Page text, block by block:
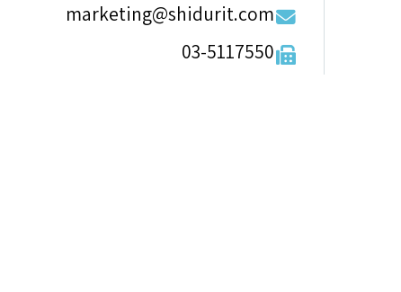
marketing@shidurit.com
03-5117550